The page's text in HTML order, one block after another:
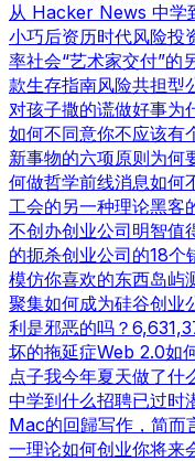
从 Hacker News 中学
小巧后资历时代风险投
率社会“艺术家交付”的
款生存指南风险共担型
对孩子撒的谎做好事为
如何不同意你不应该有
新事物的六项原则为何
何做哲学前线消息如何
工会的另一种理论黑客
不创办创业公司明智值
的扼杀创业公司的18个
模仿你喜欢的东西岛屿
聚集如何成为硅谷创业
利是邪恶的吗？
坏的拖延症Web 2.0如
点子我今年夏天做了什
中学到什么招聘已过时
Mac的回歸写作，简而
一理论如何创业你将来